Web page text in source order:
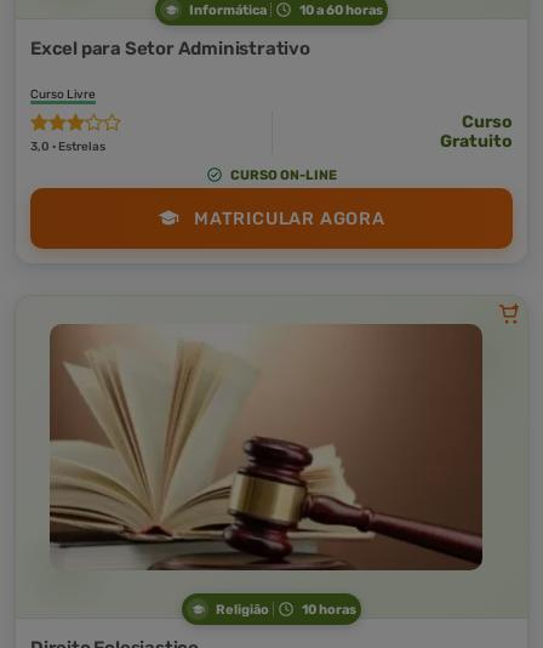
Informática 10 a 60 horas
Excel para Setor Administrativo
Curso Livre
3,0 · Estrelas
Curso
Gratuito
CURSO ON-LINE
MATRICULAR AGORA
Religião 10 horas